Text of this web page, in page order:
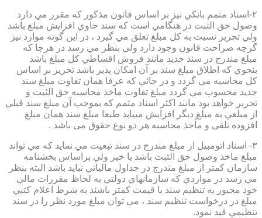
۲-اسناد متمم بانكي نيز بر اساس قانون مذكور كه مقرر مي دارد
وصول حق الثبت در هنگامي است كه سند حاوي افزايش مبلغ باشد
ولي تحرير نسبت به كل مبلغ تعلق مي گيرد ، در اين گونه موارد نيز
گرچه صراحت قانون وجود دارد ولي بنظر مي رسد در هرجا كه
مبلغ مندرج در سند جديد مانند فروش اقساطي كل مبلغ باشد
بنحوي كه اطلاق مبلغ سند بر آن امكان پذير باشد تحرير بر اساس
كل محاسبه مي گردد و در جائي كه عرفا همان تفاوت مبلغ سند
جديد محسوب مي گردد مبلغ تفاوت ماخذ محاسبه حق الثبت و
تحرير خواهد بود مانند اكثر اسناد متمم كه بموجب آن مبلغ سند قبلي
از مبلغي به مبلغ ديگر افزايش مييابد طبعا مبلغ سند همان مبلغ
افزوده تلقی و مأخذ محاسبه هر دو نوع حقوق می باشد .
۳- اسناد اتومبيل از مبلغ مندرج در سند تبعيت مي نمايد كه مي تواند
مبلغ ماخذ وصول حق الثبت باشد يا خير ولي براساس بخشنامه
سازمان كمتر از مبلغ مندرج در جداول مالياتي نبايد باشد البته بنظر
مي رسد در مواردي كه سازمانهاي دولتي به لحاظ مقررات مالي
خود مجبور به تنظيم سند با قيمت كمتر باشند به شرط اعلام كتبي
مبلغ در درخواست تنظيم سند ، مي توان مبلغ مورد نظر را در سند
تنظيمي قيد نمود.